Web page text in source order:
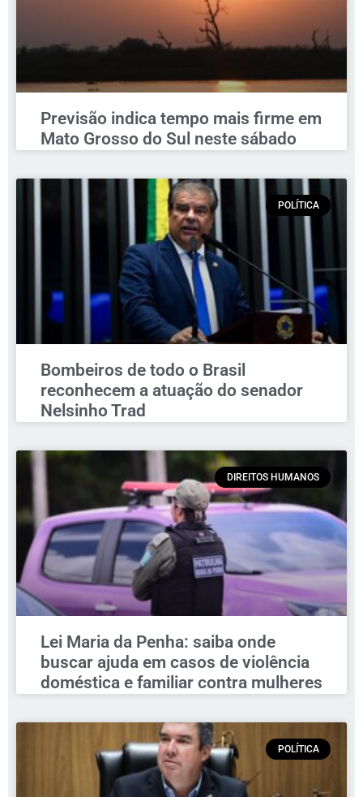
Previsão indica tempo mais firme em
Mato Grosso do Sul neste sábado
POLÍTICA
Bombeiros de todo o Brasil
reconhecem a atuação do senador
Nelsinho Trad
DIREITOS HUMANOS
Lei Maria da Penha: saiba onde
buscar ajuda em casos de violência
doméstica e familiar contra mulheres
POLÍTICA